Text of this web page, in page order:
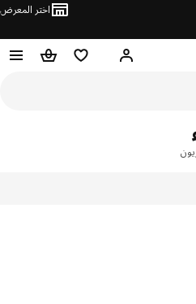
اختر المعرض
مرحبًا! سجل الدخول
قائمة المفضلةسلة التسوق